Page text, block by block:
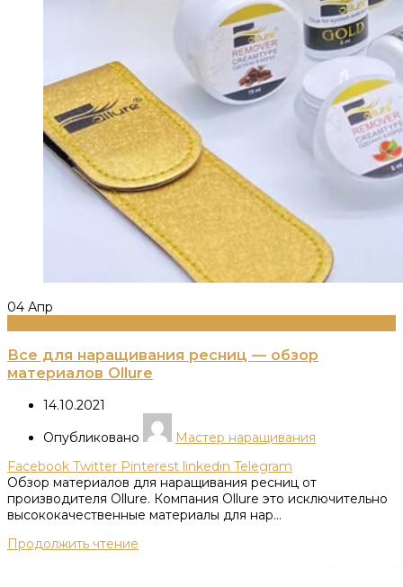
04 Апр
Все для наращивания ресниц — обзор
материалов Ollure
14.10.2021
Опубликовано
Мастер наращивания
Facebook Twitter Pinterest linkedin Telegram
Обзор материалов для наращивания ресниц от
производителя Ollure. Компания Ollure это исключительно
высококачественные материалы для нар...
Продолжить чтение